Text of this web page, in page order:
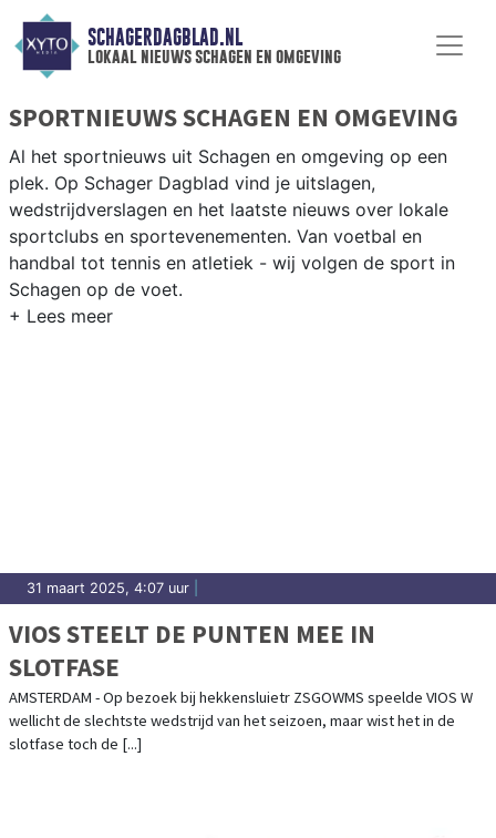
SCHAGERDAGBLAD.NL
lokaal nieuws schagen en omgeving
SPORTNIEUWS SCHAGEN EN OMGEVING
Al het sportnieuws uit Schagen en omgeving op een
plek. Op Schager Dagblad vind je uitslagen,
wedstrijdverslagen en het laatste nieuws over lokale
sportclubs en sportevenementen. Van voetbal en
handbal tot tennis en atletiek - wij volgen de sport in
Schagen op de voet.
31 maart 2025, 4:07 uur
VIOS STEELT DE PUNTEN MEE IN
SLOTFASE
AMSTERDAM - Op bezoek bij hekkensluietr ZSGOWMS speelde VIOS W
wellicht de slechtste wedstrijd van het seizoen, maar wist het in de
slotfase toch de [...]